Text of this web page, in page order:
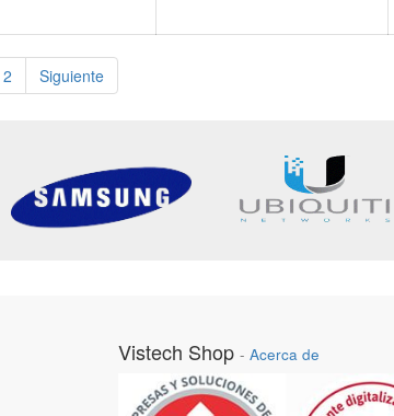
2 Siguiente
Vistech Shop - Acerca de